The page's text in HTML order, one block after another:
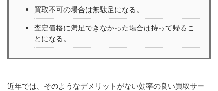
買取不可の場合は無駄足になる。
査定価格に満足できなかった場合は持って帰るこ
とになる。
近年では、そのようなデメリットがない効率の良い買取サー